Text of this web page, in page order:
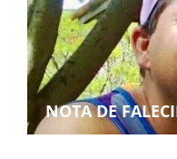
NOTA DE